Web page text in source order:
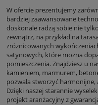
W ofercie prezentujemy
bardziej zaawansowane
doskonale radzą sobie nie
zewnątrz, na przykład na
zróżnicowanych
satynowych, które można
pomieszczenia. Znajdziesz u
kamieniem, marmurem,
pozwala stworzyć harmonijne,
Dzięki naszej starannie
projekt aranżacyjny z